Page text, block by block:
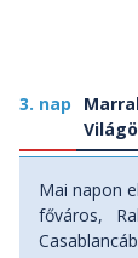
3. nap
Mai napon
főváros,